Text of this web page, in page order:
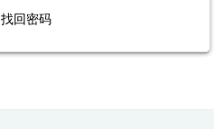
找回密码